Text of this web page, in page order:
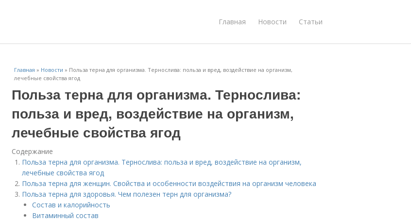
Главная Новости Статьи
Главная » Новости » Польза терна для организма. Тернослива: польза и вред, воздействие на организм,
лечебные свойства ягод
Польза терна для организма. Тернослива:
польза и вред, воздействие на организм,
лечебные свойства ягод
Содержание
Польза терна для организма. Тернослива: польза и вред, воздействие на организм,
лечебные свойства ягод
Польза терна для женщин. Свойства и особенности воздействия на организм человека
Польза терна для здоровья. Чем полезен терн для организма?
Состав и калорийность
Витаминный состав